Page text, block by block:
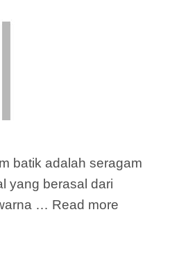
batik adalah seragam
yang berasal dari
… Read more